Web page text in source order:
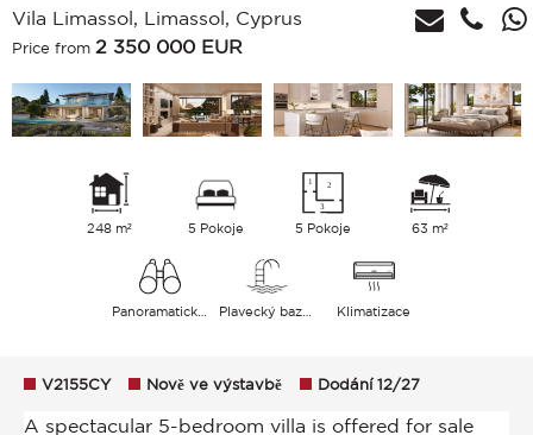
Vila Limassol, Limassol, Cyprus
Price from 2 350 000 EUR
248 m² 5 Pokoje 5 Pokoje 63 m²
Klimatizace
V2155CY Nově ve výstavbě Dodání 12/27